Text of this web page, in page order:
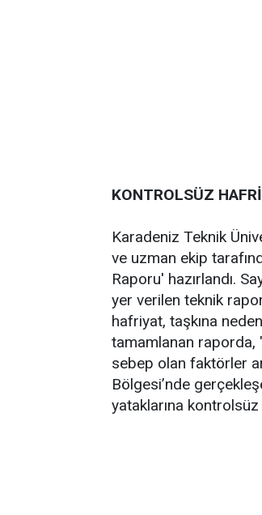
KONTROLSÜZ
Karadeniz Teknik
ve uzman ekip
Raporu' hazırlandı.
yer verilen teknik
hafriyat, taşkına
tamamlanan raporda,
sebep olan faktörler
Bölgesi’nde
yataklarına